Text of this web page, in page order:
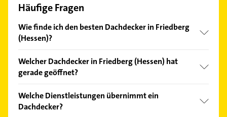
Häufige Fragen
Wie finde ich den besten Dachdecker in Friedberg
(Hessen)?
Kundenmeinungen und profitieren Sie von den
Empfehlungen. Die Suchergebnisse können Sie sich
Welcher Dachdecker in Friedberg (Hessen) hat
gerade geöffnet?
Bitte beachten Sie, dass diese an Sonn- und
Feiertagen abweichen können.
Welche Dienstleistungen übernimmt ein
Dachdecker?